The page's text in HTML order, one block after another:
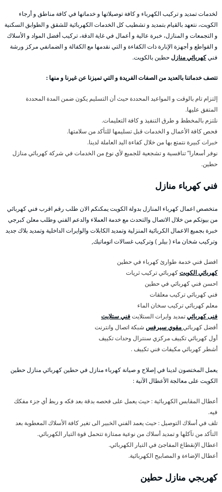
لخدمات تمديد و تركيب الكهرباء و كافة توصيلاتها و خدماتها في كافة مناطق و أرجاء
الكويت، نتعهد بالقيام بتمديد و تشطيب كل الخدمات الكهربائية للشقق و الطوابق السكنية
و التجمعات و المنازل، خبرة عالية و أعمال في غاية الدقة، تركيب أفضل المواد و الأسلاك
و القواطع و أجهزة الإنارة ذات الكفاءة و التي نقدمها مع الكفالة و الضمانفي مركز ورشة
فنيكهربائي منازلحطين بالكويت.
تتصف خدماتنا بالعديد من الصفات الفريدة و التي تميزنا عن غيرنا و منها :
إلتزام تام بالوقت و المواعيد المحددة حيث أن التسليم يكون ضمن المدة المحددة
المتفق عليها.
نلتزم بالمخطط و طرق التنفيذ و كافة التعليمات.
فحص كافة الأعمال و الخدمات قبل تسليمها للتأكد من سلامتها.
خبرات كبيرة نتمتع بها من خلال كفاءة اليد العاملة لدينا.
نوفر أسعارا” تنافسية و تشجعية للجميع لأي نوع من الخدمات في شركة كهربائي منازل
حطين.
فني كهرباء منازل
متخصص اعمال كهرباء المنازل بدولة الكويت يمكنكم الان طلب رقم اقرب فني كهربائي
من بيوتكم من خلال الاتصال والتحدث مع خدمة العملاء والدعم الفني وطلب معلن كبرجي
خبرة بجميع الاعمال الكربائية المنزلية وتمديد الكابلات والوايرات الداخلية وتمديد بلاك جديد
وتركيب شخان ماء ( بيلر ) وتركيب غسالات اتوماتيك,
افضل فني خدمة طوارئ كهرباء في حطين
كهربائي الكويتكهربائي تركيب ثريات
احسن فني كهربائي في حطين
فني كهربائي تركيب معلقات
معلم كهربائي تركيب سخان الماء
فنى كهربائيتمديد وايرات الستلايتفني ستلايت
أفضل كهربائيمقوي سيرفس شبكة اتصال وانترنت
أول كهربائي تكييف مركزي سنترال وحدات تكييف
أشطر كهربائي مكيفات فني تكييف .
يعمل المختصون لدينا في إصلاح و صيانة كهرباء منازل في حطين كهربائي منازل حطين
الكويت على معالجة الأعطال الآتية :
أعطال المقابس الكهربائية : حيث يعمل على فحصه بدقة بعد فكه و ربط أي جزء مفكك
فيه.
تلف في أسلاك التوصيل : حيث يعمد الفني الخبير الى تغير كافة الأسلاك المعطوبة بعد
التأكد من تآكلها و تمديد أسلاك من نوعية ممتازة تتحمل قوة التيار الكهربائي.
اعطال الإنقطاع المفاجئ في التيار الكهربائي.
أعطال الإضاءة و المصابيح الكهربائية.
كهربجي منازل حطين